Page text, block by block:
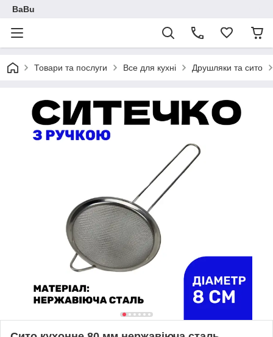
BaBu
Товари та послуги Все для кухні Друшляки та сито